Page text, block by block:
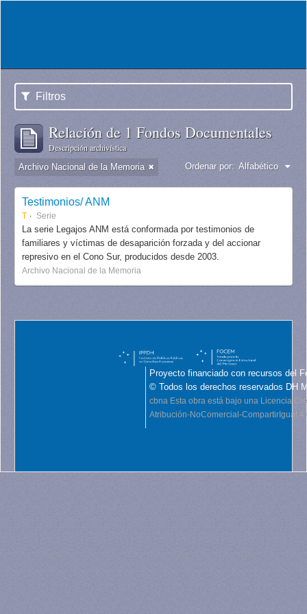
Filtros
Relación de 1 Fondos Documentales
Descripción archivística
Archivo Nacional de la Memoria Ordenar por: Alfabético
Testimonios/ ANM
T Serie
La serie Legajos ANM está conformada por testimonios de
familiares y víctimas de desaparición forzada y del accionar
represivo en el Cono Sur, producidos desde 2003.
Archivo Nacional de la Memoria
Proyecto financiado con recursos del
© Todos los derechos reservados DH
cbna Esta obra está bajo una Licencia
Atribución-NoComercial-CompartirIgual